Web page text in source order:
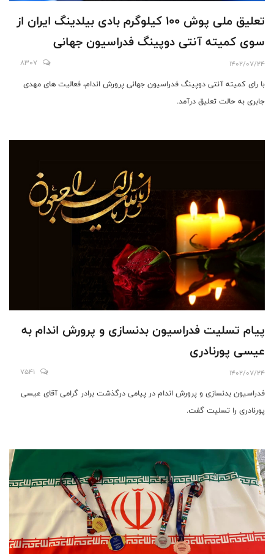
تعلیق ملی پوش 100 کیلوگرم بادی بیلدینگ ایران از
سوی کمیته آنتی دوپینگ فدراسیون جهانی
1402/07/24
8307
با رای کمیته آنتی دوپینگ فدراسیون جهانی پرورش اندام، فعالیت های مهدی
جابری به حالت تعلیق درآمد.
پیام تسلیت فدراسیون بدنسازی و پرورش اندام به
عیسی پورنادری
1402/07/24
7541
فدراسیون بدنسازی و پرورش اندام در پیامی درگذشت برادر گرامی آقای عیسی
پورنادری را تسلیت گفت.